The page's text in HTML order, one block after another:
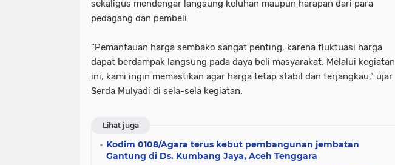
sekaligus mendengar langsung keluhan maupun harapan dari para
pedagang dan pembeli.
“Pemantauan harga sembako sangat penting, karena fluktuasi harga
dapat berdampak langsung pada daya beli masyarakat. Melalui kegiatan
ini, kami ingin memastikan agar harga tetap stabil dan terjangkau,” ujar
Serda Mulyadi di sela-sela kegiatan.
Lihat juga
Kodim 0108/Agara terus kebut pembangunan jembatan
Gantung di Ds. Kumbang Jaya, Aceh Tenggara